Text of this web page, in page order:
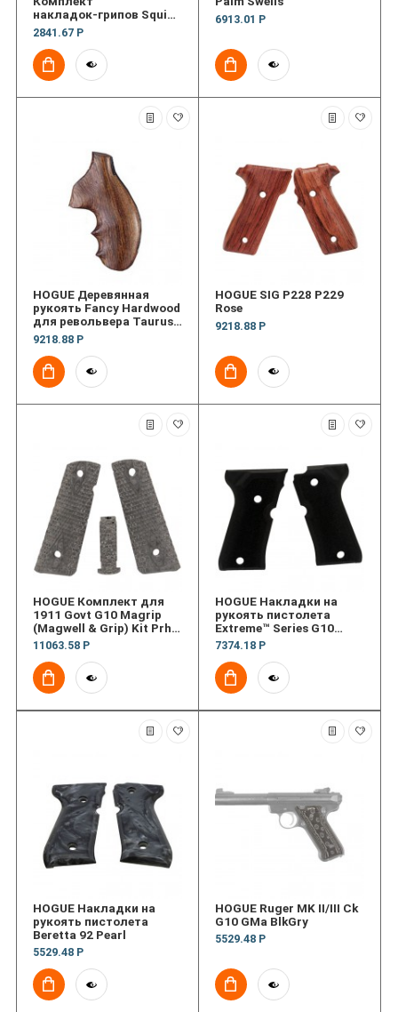
накладок‑грипов Squid
Grip MLOK 7/ct
2841.67 Р
6913.01 Р
HOGUE Деревянная
рукоять Fancy Hardwood
для револьвера Taurus
85 Rosewood, Small
Frame
9218.88 Р
HOGUE SIG P228 P229
Rose
9218.88 Р
HOGUE Комплект для
1911 Govt G10 Magrip
(Magwell & Grip) Kit Prha
Flt Msh
11063.58 Р
HOGUE Накладки на
рукоять пистолета
Extreme™ Series G10
(текстура)
7374.18 Р
HOGUE Накладки на
рукоять пистолета
Beretta 92 Pearl
5529.48 Р
HOGUE Ruger MK II/III Ck
G10 GMa BlkGry
5529.48 Р